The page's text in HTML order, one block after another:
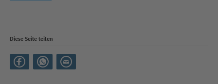
Diese Seite teilen